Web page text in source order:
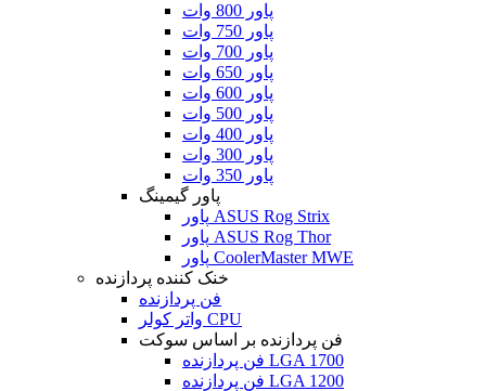
پاور 800 وات
پاور 750 وات
پاور 700 وات
پاور 650 وات
پاور 600 وات
پاور 500 وات
پاور 400 وات
پاور 300 وات
پاور 350 وات
پاور گیمینگ
پاور ASUS Rog Strix
پاور ASUS Rog Thor
پاور CoolerMaster MWE
خنک کننده پردازنده
فن پردازنده
واتر کولر CPU
فن پردازنده بر اساس سوکت
فن پردازنده LGA 1700
فن پردازنده LGA 1200